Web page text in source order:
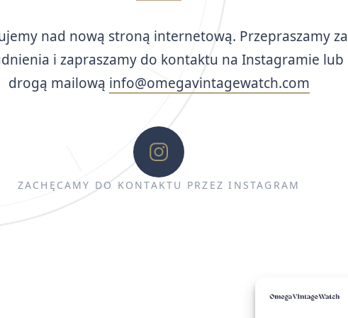
nad nową stroną internetową. Przepraszamy za
i zapraszamy do kontaktu na Instagramie lub
drogą mailową info@omegavintagewatch.com
ZACHĘCAMY DO KONTAKTU PRZEZ INSTAGRAM